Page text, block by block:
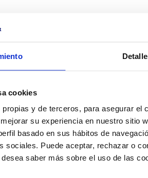
cookies
y de terceros, para asegurar el
su experiencia en nuestro sitio
basado en sus hábitos de
sociales. Puede aceptar, rechazar o
saber más sobre el uso de las